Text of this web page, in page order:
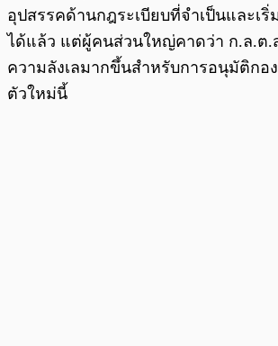
อุปสรรคด้านกฎระเบียบที่จำเป็นและเ
ได้แล้ว แต่ผู้คนส่วนใหญ่คาดว่า ก.ล.ต.
ความลังเลมากขึ้นสำหรับการอนุมัติกอง
ตัวใหม่นี้